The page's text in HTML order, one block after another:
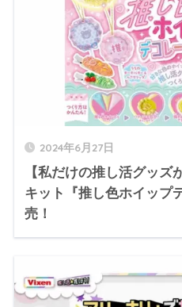
2024年6月27日
【私だけの推し活グッ
キット『推し色ホイップ
売！